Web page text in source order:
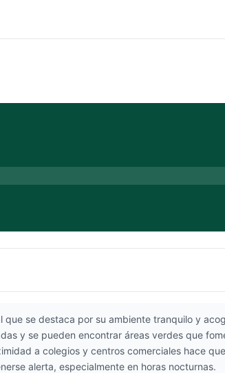
que se destaca por su ambiente tranquilo y
y se pueden encontrar áreas verdes que
a colegios y centros comerciales hace
alerta, especialmente en horas nocturnas.